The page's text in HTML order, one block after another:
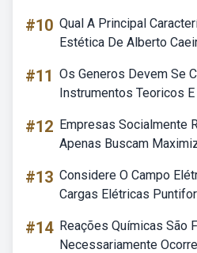
#10 Qual A Principal
Estética De Alberto
#11 Os Generos Devem Se
Instrumentos Teoricos
#12 Empresas Socialmente
Apenas Buscam
#13 Considere O Campo
Cargas Elétricas
#14 Reações Químicas São
Necessariamente